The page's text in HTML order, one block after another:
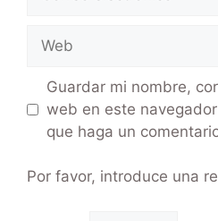
Guardar mi nombre,
web en este
que haga un
Por favor, introduce una